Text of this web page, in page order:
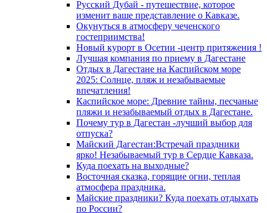
Русский Дубай - путешествие, которое
изменит ваше представление о Кавказе.
Окунуться в атмосферу чеченского
гостеприимства!
Новый курорт в Осетии -центр притяжения !
Лучшая компания по приему в Дагестане
Отдых в Дагестане на Каспийском море
2025: Солнце, пляж и незабываемые
впечатления!
Каспийское море: Древние тайны, песчаные
пляжи и незабываемый отдых в Дагестане.
Почему тур в Дагестан -лучший выбор для
отпуска?
Майский Дагестан:Встречай праздники
ярко! Незабываемый тур в Сердце Кавказа.
Куда поехать на выходные?
Восточная сказка, горящие огни, теплая
атмосфера праздника.
Майские праздники? Куда поехать отдыхать
по России?